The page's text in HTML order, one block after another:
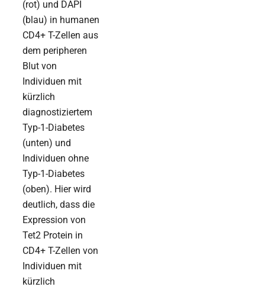
(rot) und DAPI
(blau) in humanen
CD4+ T-Zellen aus
dem peripheren
Blut von
Individuen mit
kürzlich
diagnostiziertem
Typ-1-Diabetes
(unten) und
Individuen ohne
Typ-1-Diabetes
(oben). Hier wird
deutlich, dass die
Expression von
Tet2 Protein in
CD4+ T-Zellen von
Individuen mit
kürzlich